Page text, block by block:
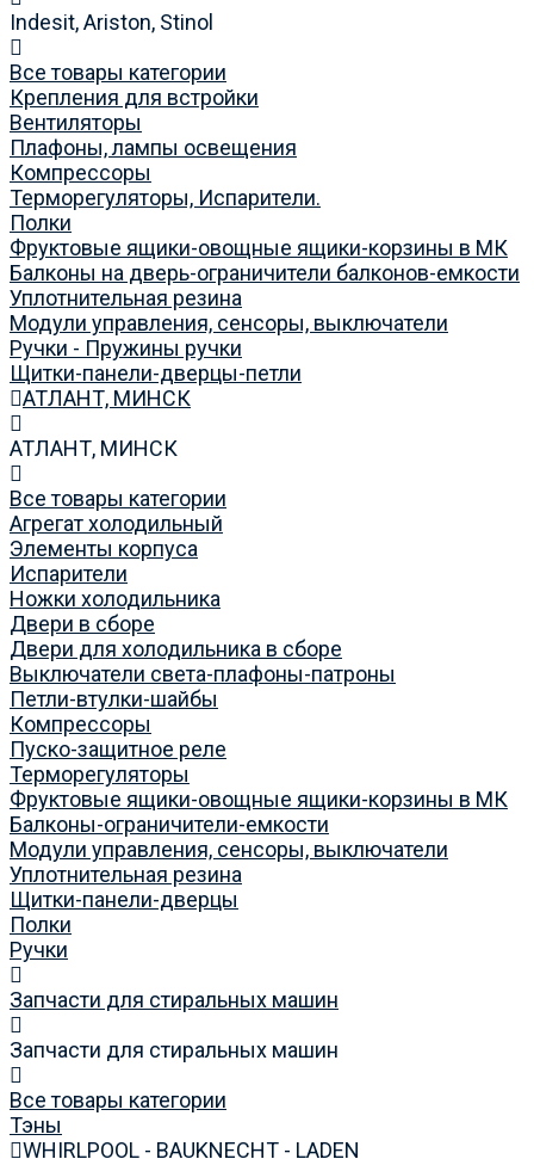
Indesit, Ariston, Stinol
Все товары категории
Крепления для встройки
Вентиляторы
Плафоны, лампы освещения
Компрессоры
Терморегуляторы, Испарители.
Полки
Фруктовые ящики-овощные ящики-корзины в МК
Балконы на дверь-ограничители балконов-емкости
Уплотнительная резина
Модули управления, сенсоры, выключатели
Ручки - Пружины ручки
Щитки-панели-дверцы-петли
АТЛАНТ, МИНСК
АТЛАНТ, МИНСК
Все товары категории
Агрегат холодильный
Элементы корпуса
Испарители
Ножки холодильника
Двери в сборе
Двери для холодильника в сборе
Выключатели света-плафоны-патроны
Петли-втулки-шайбы
Компрессоры
Пуско-защитное реле
Терморегуляторы
Фруктовые ящики-овощные ящики-корзины в МК
Балконы-ограничители-емкости
Модули управления, сенсоры, выключатели
Уплотнительная резина
Щитки-панели-дверцы
Полки
Ручки
Запчасти для стиральных машин
Запчасти для стиральных машин
Все товары категории
Тэны
WHIRLPOOL - BAUKNECHT - LADEN